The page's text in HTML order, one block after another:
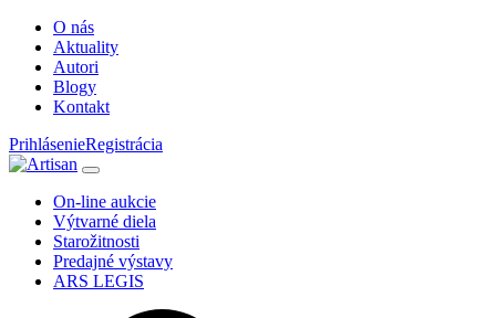
O nás
Aktuality
Autori
Blogy
Kontakt
PrihlásenieRegistrácia
On-line aukcie
Výtvarné diela
Starožitnosti
Predajné výstavy
ARS LEGIS